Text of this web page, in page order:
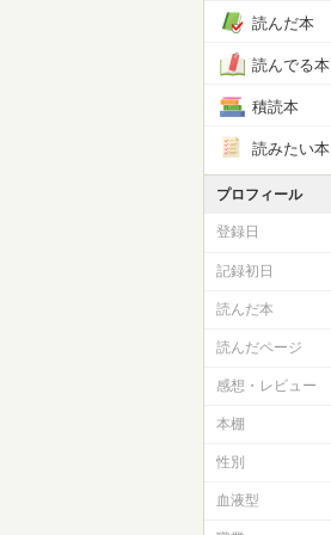
読んだ本
読んでる本
積読本
読みたい本
プロフィール
登録日
記録初日
読んだ本
読んだページ
感想・レビュー
本棚
性別
血液型